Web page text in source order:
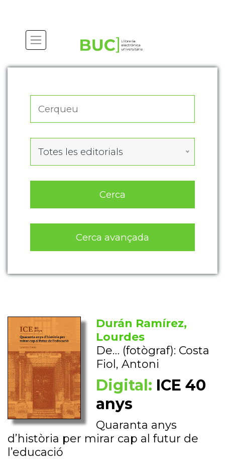
Totes les editorials
Cerca
Cerca avançada
Durán Ramírez,
Lourdes
De… (fotògraf): Costa
Fiol, Antoni
Digital: ICE 40
anys
Quaranta anys
d’història per mirar cap al futur de
l’educació